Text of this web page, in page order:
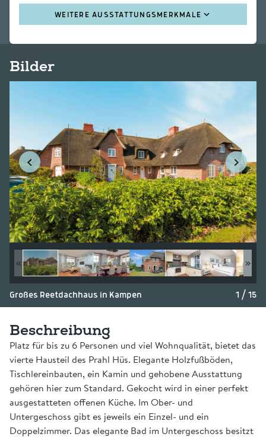
WEITERE AUSSTATTUNGSMERKMALE
Bilder
Großes Reetdachhaus in Kampen 1 / 15
Beschreibung
Platz für bis zu 6 Personen und viel Wohnqualität, bietet das
vierte Hausteil des Prahl Hüs. Elegante Holzfußböden,
Tischlereinbauten, ein Kamin und gehobene Ausstattung
gehören hier zum Standard. Gekocht wird in einer perfekt
ausgestatteten offenen Küche. Im Ober- und
Untergeschoss gibt es jeweils ein Einzel- und ein
Doppelzimmer. Das elegante Bad im Untergeschoss besitzt